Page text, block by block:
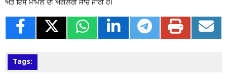
ਅਤੇ ਇਸ ਮਾਮਲੇ ਦੀ ਅਗਲੇਰੀ ਜਾਂਚ ਜਾਰੀ ਹੈ।
Tags: